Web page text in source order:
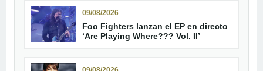
09/08/2026
Foo Fighters lanzan el EP en directo
‘Are Playing Where??? Vol. II’